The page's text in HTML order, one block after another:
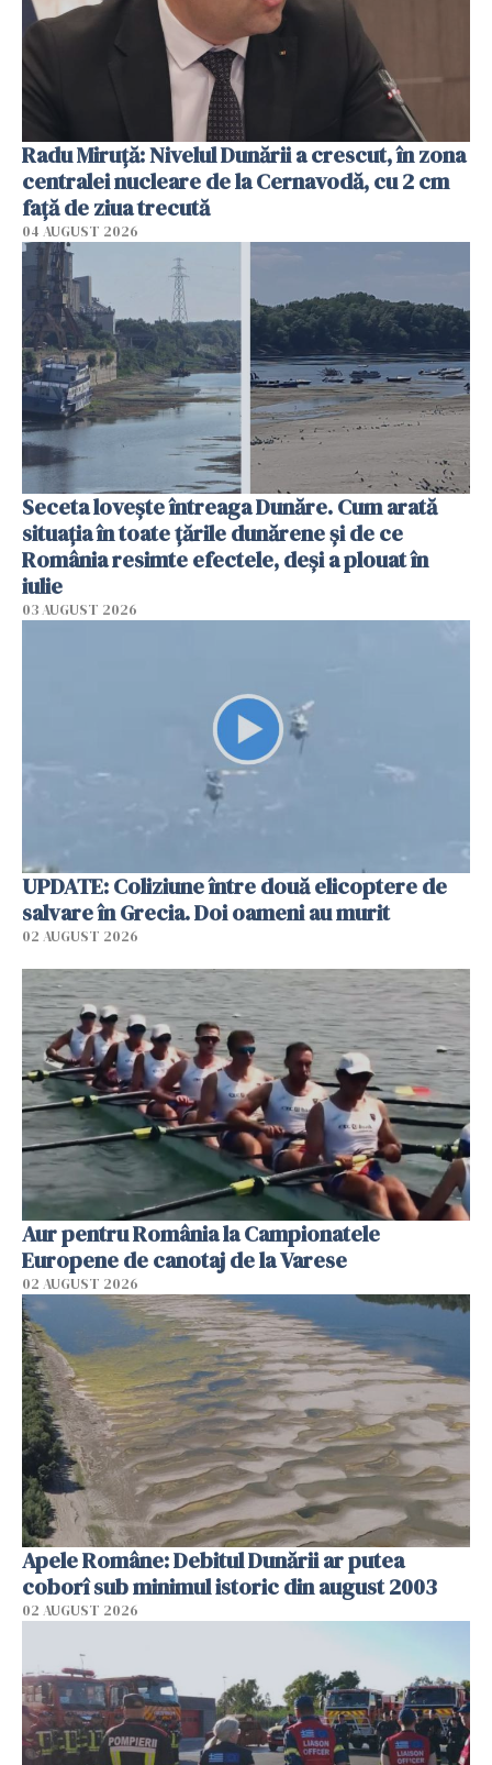
Radu Miruţă: Nivelul Dunării a crescut, în zona
centralei nucleare de la Cernavodă, cu 2 cm
faţă de ziua trecută
04 AUGUST 2026
Seceta lovește întreaga Dunăre. Cum arată
situația în toate țările dunărene și de ce
România resimte efectele, deși a plouat în
iulie
03 AUGUST 2026
UPDATE: Coliziune între două elicoptere de
salvare în Grecia. Doi oameni au murit
02 AUGUST 2026
Aur pentru România la Campionatele
Europene de canotaj de la Varese
02 AUGUST 2026
Apele Române: Debitul Dunării ar putea
coborî sub minimul istoric din august 2003
02 AUGUST 2026